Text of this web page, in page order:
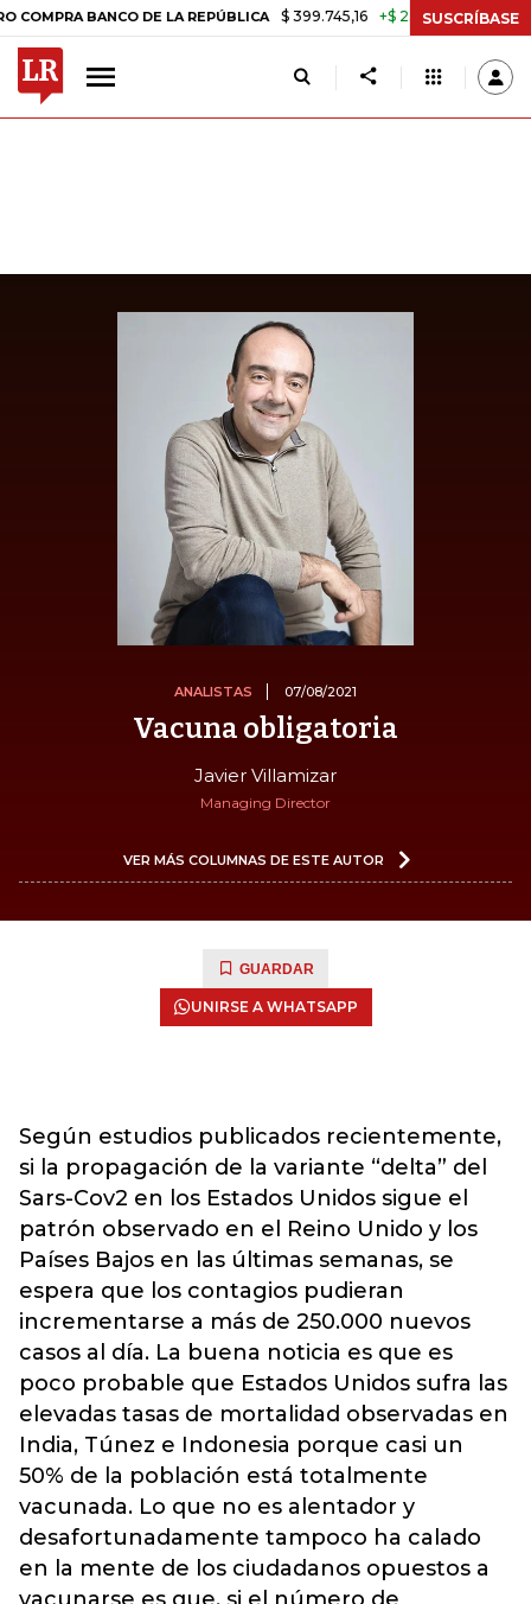
BANCO DE LA REPÚBLICA $ 399.745,16 +$ 2.295,71 +0,58%
SUSCRÍBASE
ANALISTAS 07/08/2021
Vacuna obligatoria
Javier Villamizar
Managing Director
VER MÁS COLUMNAS DE ESTE AUTOR
GUARDAR
UNIRSE A WHATSAPP
Según estudios publicados recientemente,
si la propagación de la variante “delta” del
Sars-Cov2 en los Estados Unidos sigue el
patrón observado en el Reino Unido y los
Países Bajos en las últimas semanas, se
espera que los contagios pudieran
incrementarse a más de 250.000 nuevos
casos al día. La buena noticia es que es
poco probable que Estados Unidos sufra las
elevadas tasas de mortalidad observadas en
India, Túnez e Indonesia porque casi un
50% de la población está totalmente
vacunada. Lo que no es alentador y
desafortunadamente tampoco ha calado
en la mente de los ciudadanos opuestos a